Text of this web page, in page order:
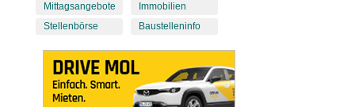
Mittagsangebote
Stellenbörse
Immobilien
Baustelleninfo